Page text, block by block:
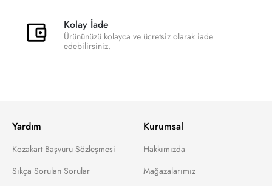
Kolay İade
Ürününüzü kolayca ve ücretsiz olarak iade
edebilirsiniz.
Yardım
Kozakart Başvuru Sözleşmesi
Sıkça Sorulan Sorular
Kurumsal
Hakkımızda
Mağazalarımız